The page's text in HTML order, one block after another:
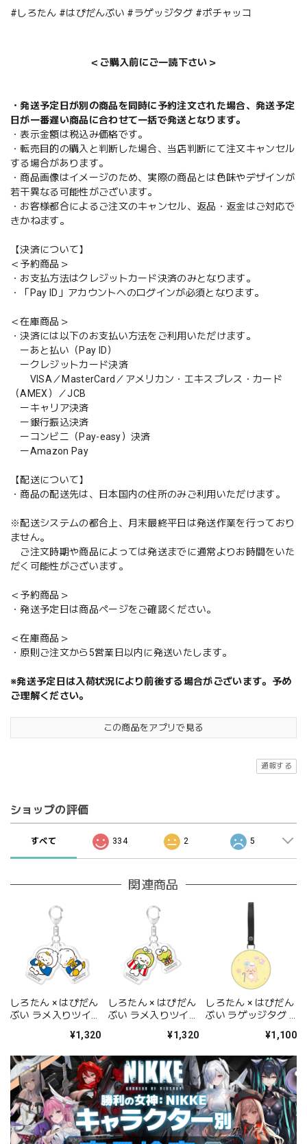
#しろたん #はぴだんぶい #ラゲッジタグ #ポチャッコ
＜ご購入前にご一読下さい＞
・発送予定日が別の商品を同時に予約注文された場合、発送予定
日が一番遅い商品に合わせて一括で発送となります。
・表示金額は税込み価格です。
・転売目的の購入と判断した場合、当店判断にて注文キャンセル
する場合があります。
・商品画像はイメージのため、実際の商品とは色味やデザインが
若干異なる可能性がございます。
・お客様都合によるご注文のキャンセル、返品・返金はご対応で
きかねます。
【決済について】
＜予約商品＞
・お支払方法はクレジットカード決済のみとなります。
・「Pay ID」アカウントへのログインが必須となります。
＜在庫商品＞
・決済には以下のお支払い方法をご利用いただけます。
ーあと払い（Pay ID）
ークレジットカード決済
VISA／MasterCard／アメリカン・エキスプレス・カード
（AMEX）／JCB
ーキャリア決済
ー銀行振込決済
ーコンビニ（Pay-easy）決済
ーAmazon Pay
【配送について】
・商品の配送先は、日本国内の住所のみご利用いただけます。
※配送システムの都合上、月末最終平日は発送作業を行っており
ません。
ご注文時期や商品によっては発送までに通常よりお時間をいた
だく可能性がございます。
＜予約商品＞
・発送予定日は商品ページをご確認ください。
＜在庫商品＞
・原則ご注文から5営業日以内に発送いたします。
※発送予定日は入荷状況により前後する場合がございます。予め
ご理解ください。
この商品をアプリで見る
通報する
ショップの評価
すべて 334 2 5
関連商品
しろたん × はぴだん
ぶい ラメ入りツイン
ー / しろたん×あひ
¥1,320
しろたん × はぴだん
ぶい ラメ入りツイン
ー / しろたん×けろ
¥1,320
しろたん × はぴだん
ぶい ラゲッジタグ /
¥1,100